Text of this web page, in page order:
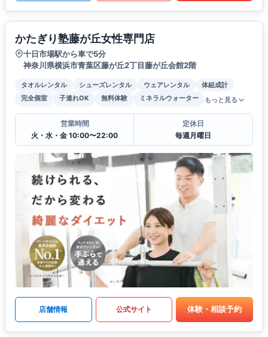
かたぎり塾藤が丘女性専門店
十日市場駅から車で5分
神奈川県横浜市青葉区藤が丘2丁目藤が丘会館2階
タオルレンタル シューズレンタル ウェアレンタル
体組成計
完全個室
子連れOK 無料体験 ミネラルウォーター もっと見る
営業時間
火・水・金 10:00〜22:00
定休日
毎週月曜日
店舗情報 公式サイト 体験・相談予約